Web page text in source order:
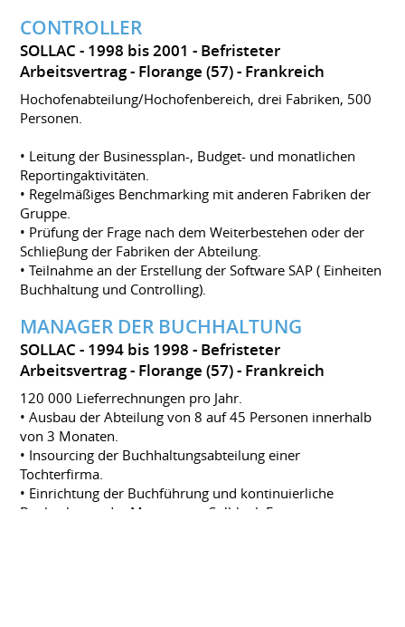
CONTROLLER
SOLLAC 1998 bis 2001 Befristeter
Arbeitsvertrag
Florange (57) Frankreich
Hochofenabteilung/Hochofenbereich, drei Fabriken, 500
Personen.
• Leitung der Businessplan-, Budget- und monatlichen
Reportingaktivitäten.
• Regelmäßiges Benchmarking mit anderen Fabriken der
Gruppe.
• Prüfung der Frage nach dem Weiterbestehen oder der
Schlieβung der Fabriken der Abteilung.
• Teilnahme an der Erstellung der Software SAP ( Einheiten
Buchhaltung und Controlling).
MANAGER DER BUCHHALTUNG
SOLLAC 1994 bis 1998 Befristeter
Arbeitsvertrag
Florange (57) Frankreich
120 000 Lieferrechnungen pro Jahr.
• Ausbau der Abteilung von 8 auf 45 Personen innerhalb
von 3 Monaten.
• Insourcing der Buchhaltungsabteilung einer
Tochterfirma.
• Einrichtung der Buchführung und kontinuierliche
Beobachtung der Margen von Solblank France,